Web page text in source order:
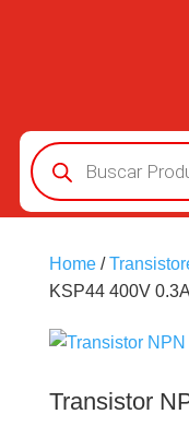
Búsqueda
de
productos
Home/
KSP44 400V 0.3A
Transistor